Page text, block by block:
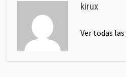
kirux
Ver todas